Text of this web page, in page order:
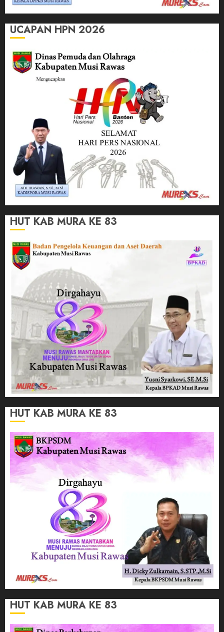
UCAPAN HPN 2026
HUT KAB MURA KE 83
HUT KAB MURA KE 83
HUT KAB MURA KE 83